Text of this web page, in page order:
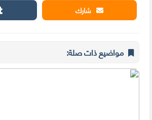
شارك
مواضيع ذات صلة: